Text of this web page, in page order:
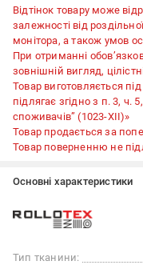
Відтінок товару може
залежності від
монітора, а також умов
При отриманні
зовнішній вигляд,
Товар виготовляється
підлягає згідно з п. 3, ч.
споживачів” (1023-XII)»
Товар продається за
Товар поверненню не
Основні характеристики
Тип тканини: